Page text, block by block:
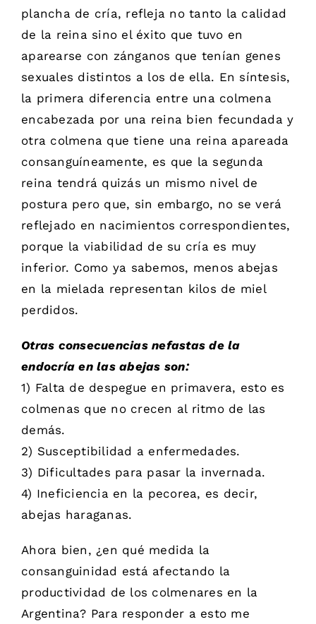
plancha de cría, refleja no tanto la calidad
de la reina sino el éxito que tuvo en
aparearse con zánganos que tenían genes
sexuales distintos a los de ella. En síntesis,
la primera diferencia entre una colmena
encabezada por una reina bien fecundada y
otra colmena que tiene una reina apareada
consanguíneamente, es que la segunda
reina tendrá quizás un mismo nivel de
postura pero que, sin embargo, no se verá
reflejado en nacimientos correspondientes,
porque la viabilidad de su cría es muy
inferior. Como ya sabemos, menos abejas
en la mielada representan kilos de miel
perdidos.
Otras consecuencias nefastas de la
endocría en las abejas son:
1) Falta de despegue en primavera, esto es
colmenas que no crecen al ritmo de las
demás.
2) Susceptibilidad a enfermedades.
3) Dificultades para pasar la invernada.
4) Ineficiencia en la pecorea, es decir,
abejas haraganas.
Ahora bien, ¿en qué medida la
consanguinidad está afectando la
productividad de los colmenares en la
Argentina? Para responder a esto me